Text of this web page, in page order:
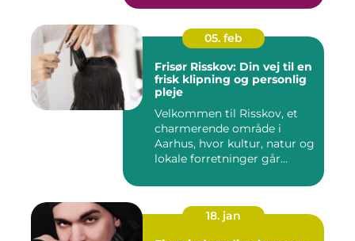
05. feb
Frisør Risskov: Din vej til en
frisk klipning og personlig
pleje
Velkommen til Risskov, et
charmerende område i
Aarhus, hvor kultur, natur og
lokale forretninger går...
18. jan